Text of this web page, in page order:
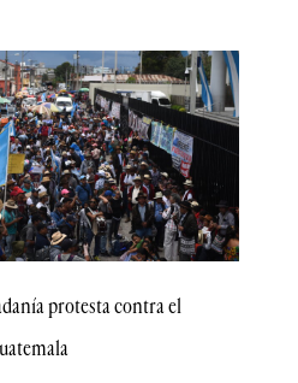
protesta contra el